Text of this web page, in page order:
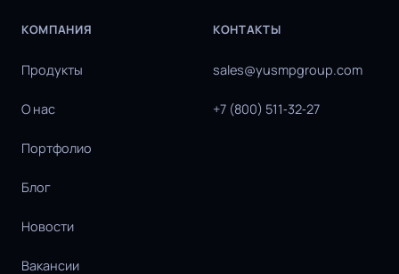
КОМПАНИЯ
Продукты
О нас
Портфолио
Блог
Новости
Вакансии
КОНТАКТЫ
sales@yusmpgroup.com
+7 (800) 511‑32‑27